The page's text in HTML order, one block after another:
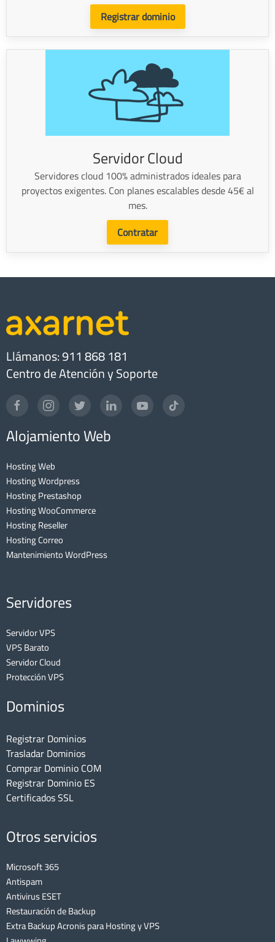
Registrar dominio
Servidor Cloud
Servidores cloud 100% administrados ideales para
proyectos exigentes. Con planes escalables desde 45€ al
mes.
Contratar
Llámanos: 911 868 181
Centro de Atención y Soporte
Alojamiento Web
Hosting Web
Hosting Wordpress
Hosting Prestashop
Hosting WooCommerce
Hosting Reseller
Hosting Correo
Mantenimiento WordPress
Servidores
Servidor VPS
VPS Barato
Servidor Cloud
Protección VPS
Dominios
Registrar Dominios
Trasladar Dominios
Comprar Dominio COM
Registrar Dominio ES
Certificados SSL
Otros servicios
Microsoft 365
Antispam
Antivirus ESET
Restauración de Backup
Extra Backup Acronis para Hosting y VPS